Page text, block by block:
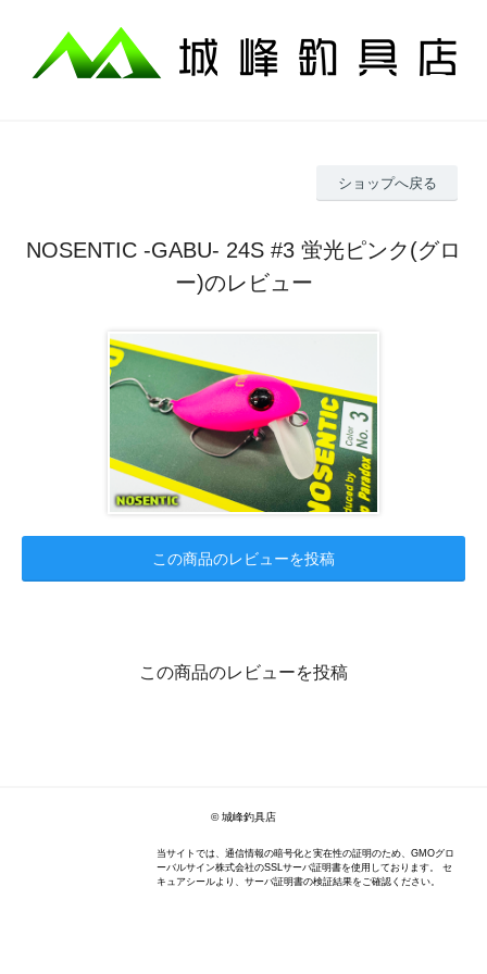
ショップへ戻る
NOSENTIC -GABU- 24S #3 蛍光ピンク(グロ
ー)のレビュー
この商品のレビューを投稿
この商品のレビューを投稿
© 城峰釣具店
当サイトでは、通信情報の暗号化と実在性の証明のため、GMOグロ
ーバルサイン株式会社のSSLサーバ証明書を使用しております。 セ
キュアシールより、サーバ証明書の検証結果をご確認ください。